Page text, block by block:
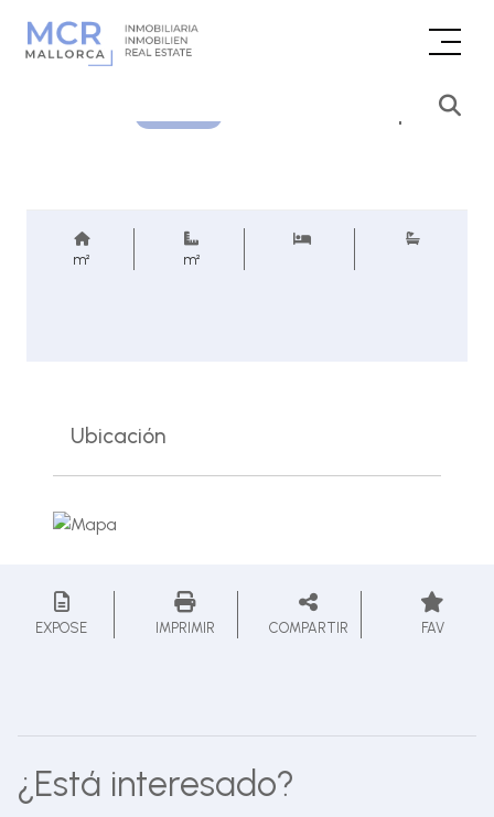
Consultar precio
m² m²
Ubicación
EXPOSE IMPRIMIR COMPARTIR FAV
¿Está interesado?